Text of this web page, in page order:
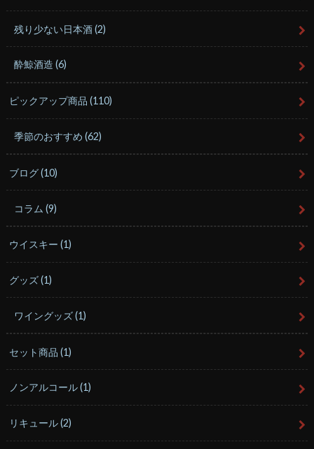
残り少ない日本酒(2)
酔鯨酒造(6)
ピックアップ商品(110)
季節のおすすめ(62)
ブログ(10)
コラム(9)
ウイスキー(1)
グッズ(1)
ワイングッズ(1)
セット商品(1)
ノンアルコール(1)
リキュール(2)